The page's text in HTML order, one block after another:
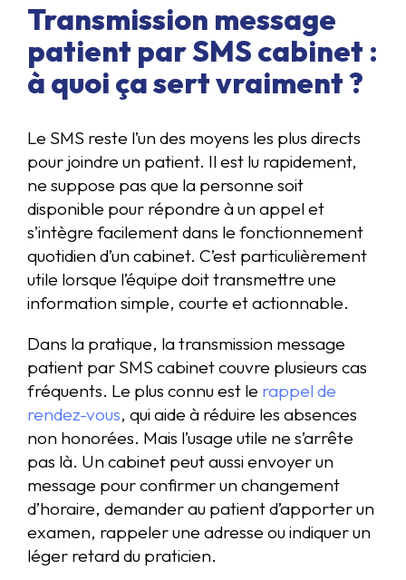
Transmission message
patient par SMS cabinet :
à quoi ça sert vraiment ?
Le SMS reste l’un des moyens les plus directs
pour joindre un patient. Il est lu rapidement,
ne suppose pas que la personne soit
disponible pour répondre à un appel et
s’intègre facilement dans le fonctionnement
quotidien d’un cabinet. C’est particulièrement
utile lorsque l’équipe doit transmettre une
information simple, courte et actionnable.
Dans la pratique, la transmission message
patient par SMS cabinet couvre plusieurs cas
fréquents. Le plus connu est le rappel de
rendez-vous, qui aide à réduire les absences
non honorées. Mais l’usage utile ne s’arrête
pas là. Un cabinet peut aussi envoyer un
message pour confirmer un changement
d’horaire, demander au patient d’apporter un
examen, rappeler une adresse ou indiquer un
léger retard du praticien.